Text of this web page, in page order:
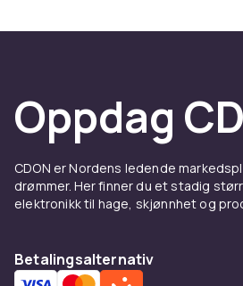
Oppdag
CDON er Nordens ledende
drømmer. Her finner du et stadig
elektronikk til hage, skjønnhet og
Betalingsalternativ